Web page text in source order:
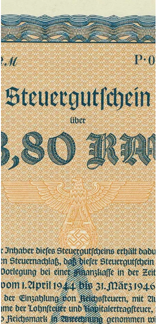
von der nationalsozialistischen